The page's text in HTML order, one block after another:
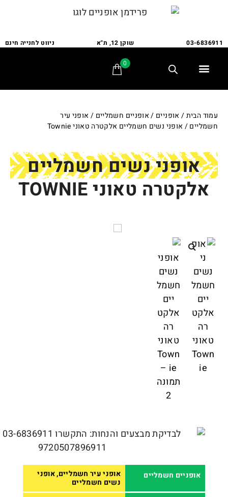
03-6836911 שוקן 12, ת"א ניווט לחנייה חינם
0
עמוד הבית/ אופניים /אופניים חשמליים / אופני עיר
חשמליים/ אופני נשים חשמליים אלקטרה טאוני Townie
אופני נשים חשמליים
אלקטרה טאוני TOWNIE
אופניים חשמליים
אופני עיר חשמליים, אופני
נשים חשמליים